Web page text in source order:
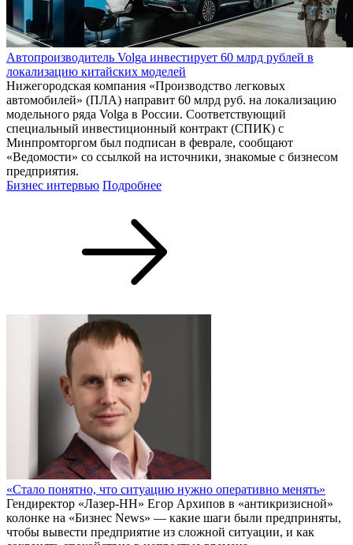
Автопроизводитель Volga инвестирует 60 млрд рублей в
локализацию китайских моделей
Нижегородская компания «Производство легковых
автомобилей» (ПЛА) направит 60 млрд руб. на локализацию
модельного ряда Volga в России. Соответствующий
специальный инвестиционный контракт (СПИК) с
Минпромторгом был подписан в феврале, сообщают
«Ведомости» со ссылкой на источники, знакомые с бизнесом
предприятия.
Бизнес интервью Подробнее
«Стало понятно, что ситуацию нужно оперативно менять»
Гендиректор «Лазер-НН» Егор Архипов в «антикризисной»
колонке на «Бизнес News» — какие шаги были предприняты,
чтобы вывести предприятие из сложной ситуации, и как